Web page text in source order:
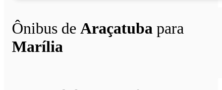
Ônibus de Araçatuba para
Marília